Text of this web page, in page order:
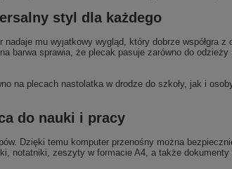
styl dla każdego
mu wyjatkowy wygląd, który dobrze współgra
barwa sprawia, że plecak pasuje zarówno do
na plecach nastolatka w drodze do szkoły, jak i
do nauki i pracy
Dzięki temu komputer przenośny można
notatniki, zeszyty w formacie A4, a także